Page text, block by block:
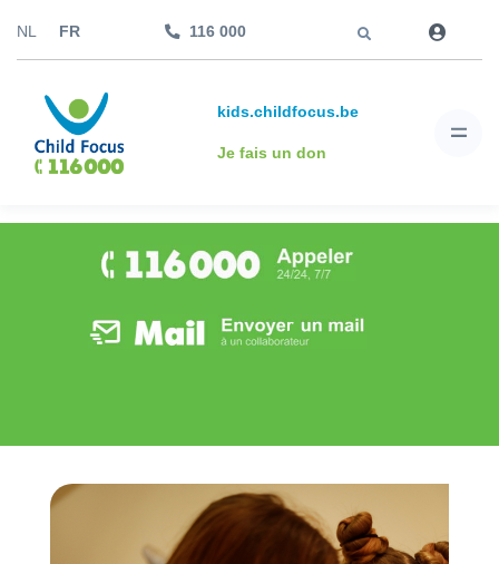
NL FR 116 000
kids.childfocus.be
Je fais un don